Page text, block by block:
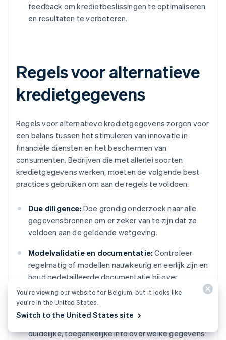
feedback om kredietbeslissingen te optimaliseren
en resultaten te verbeteren.
Regels voor alternatieve
kredietgegevens
Regels voor alternatieve kredietgegevens zorgen voor
een balans tussen het stimuleren van innovatie in
financiële diensten en het beschermen van
consumenten. Bedrijven die met allerlei soorten
kredietgegevens werken, moeten de volgende best
practices gebruiken om aan de regels te voldoen.
Due diligence: Doe grondig onderzoek naar alle
gegevensbronnen om er zeker van te zijn dat ze
voldoen aan de geldende wetgeving.
Modelvalidatie en documentatie: Controleer
regelmatig of modellen nauwkeurig en eerlijk zijn en
houd gedetailleerde documentatie bij over
gegevensgebruik, modelontwikkeling en
besluitvormingsprocessen.
Transparantie voor consumenten:
duidelijke, toegankelijke info over welke gegevens
You’re viewing our website for Belgium, but it looks like
you’re in the United States.
Switch to the United States site